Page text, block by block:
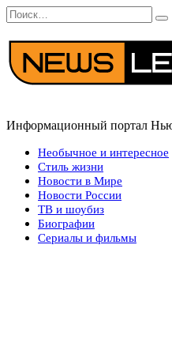
Перейти
к
содержанию
Search
for:
Информационный портал
Необычное и интересное
Стиль жизни
Новости в Мире
Новости России
ТВ и шоубиз
Биографии
Сериалы и фильмы